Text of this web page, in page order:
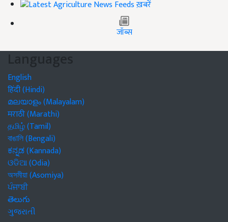
ख़बरें
जॉब्स
Languages
English
हिंदी (Hindi)
മലയാളം (Malayalam)
मराठी (Marathi)
தமிழ் (Tamil)
বাঙালি (Bengali)
ಕನ್ನಡ (Kannada)
ଓଡିଆ (Odia)
অসমীয়া (Asomiya)
ਪੰਜਾਬੀ
తెలుగు
ગુજરાતી